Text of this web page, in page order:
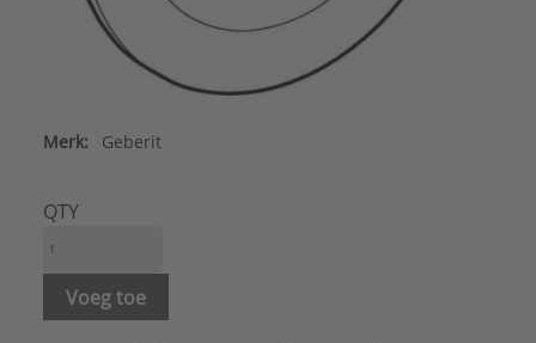
Merk: Geberit
QTY
Voeg toe